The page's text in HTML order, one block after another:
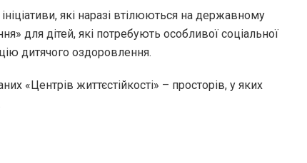
які наразі втілюються на державному
для дітей, які потребують особливої соціальної
дитячого оздоровлення.
«Центрів життєстійкості» – просторів, у яких